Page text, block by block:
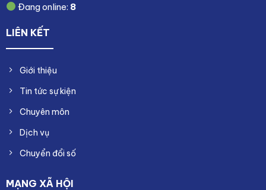
Đang online: 8
LIÊN KẾT
Giới thiệu
Tin tức sự kiện
Chuyên môn
Dịch vụ
Chuyển đổi số
MẠNG XÃ HỘI